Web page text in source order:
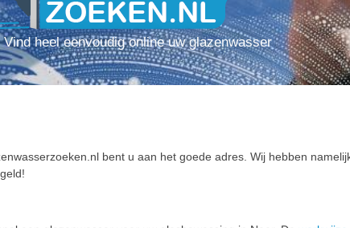
Vind heel eenvoudig online uw glazenwasser
bent u aan het goede adres. Wij hebben